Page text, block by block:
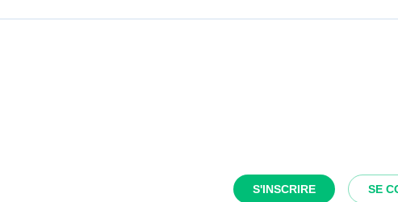
S'INSCRIRE SE